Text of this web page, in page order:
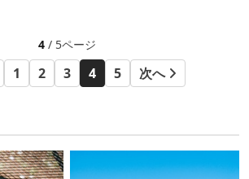
4/ 5ページ
1 2 3 4 5 次へ